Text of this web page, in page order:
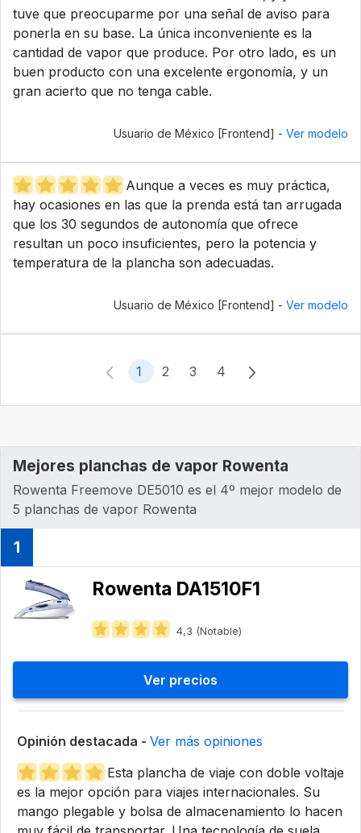
tuve que preocuparme por una señal de aviso para
ponerla en su base. La única inconveniente es la
cantidad de vapor que produce. Por otro lado, es un
buen producto con una excelente ergonomía, y un
gran acierto que no tenga cable.
Usuario de México [Frontend] - Ver modelo
Aunque a veces es muy práctica,
hay ocasiones en las que la prenda está tan arrugada
que los 30 segundos de autonomía que ofrece
resultan un poco insuficientes, pero la potencia y
temperatura de la plancha son adecuadas.
Usuario de México [Frontend] - Ver modelo
1 2 3 4
Mejores planchas de vapor Rowenta
Rowenta Freemove DE5010 es el 4º mejor modelo de
5 planchas de vapor Rowenta
1
Rowenta DA1510F1
4,3 (Notable)
Ver precios
Opinión destacada - Ver más opiniones
Esta plancha de viaje con doble voltaje
es la mejor opción para viajes internacionales. Su
mango plegable y bolsa de almacenamiento lo hacen